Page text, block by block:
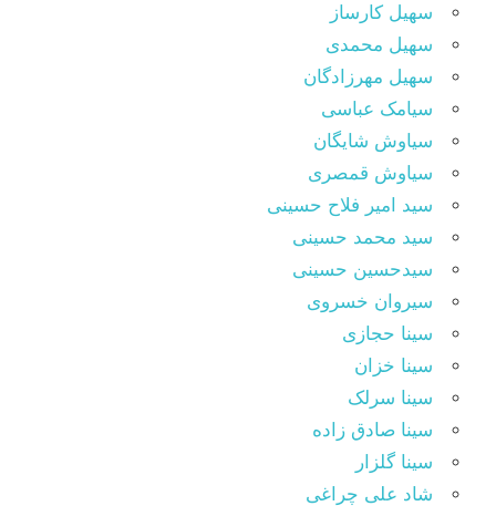
سهیل کارساز
سهیل محمدی
سهیل مهرزادگان
سیامک عباسی
سیاوش شایگان
سیاوش قمصری
سید امیر فلاح حسینی
سید محمد حسینی
سیدحسین حسینی
سیروان خسروی
سینا حجازی
سینا خزان
سینا سرلک
سینا صادق زاده
سینا گلزار
شاد علی چراغی